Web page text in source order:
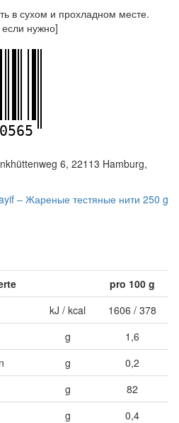
в сухом и прохладном месте.
если нужно]
6, 22113 Hamburg,
– Жареные тестяные нити 250 g
pro 100 g
kJ / kcal
1606 / 378
g
1,6
g
0,2
g
82
g
0,4